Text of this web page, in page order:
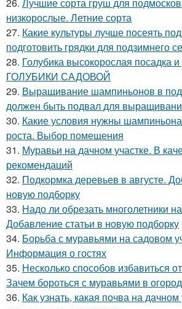
низкорослые. Летние сорта
27. Какие культуры лучше посеять
подготовить грядки для подзимнего
28. Голубика высокорослая
ГОЛУБИКИ САДОВОЙ
29. Выращивание шампиньонов в
должен быть подвал для
30. Какие условия нужны
роста. Выбор помещения
31. Муравьи на дачном участке. В
рекомендаций
32. Подкормка деревьев в августе.
новую подборку
33. Надо ли обрезать многолетники
Добавление статьи в новую подборку
34. Борьба с муравьями на садовом
Информация о гостях
35. Несколько способов избавиться
Зачем бороться с муравьями в
36. Как узнать, какая почва на